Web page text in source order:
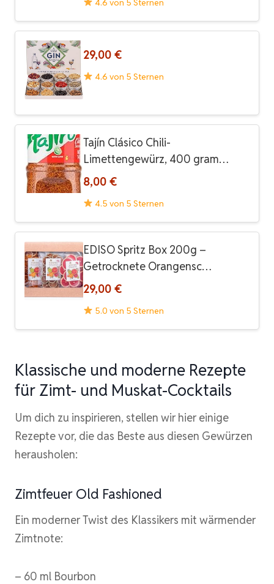
4.6 von 5 Sternen
29,00 €
4.6 von 5 Sternen
Tajín Clásico Chili-
Limettengewürz, 400 gram…
8,00 €
4.5 von 5 Sternen
EDISO Spritz Box 200g –
Getrocknete Orangensc…
29,00 €
5.0 von 5 Sternen
Klassische und moderne Rezepte
für Zimt- und Muskat-Cocktails
Um dich zu inspirieren, stellen wir hier einige
Rezepte vor, die das Beste aus diesen Gewürzen
herausholen:
Zimtfeuer Old Fashioned
Ein moderner Twist des Klassikers mit wärmender
Zimtnote:
– 60 ml Bourbon